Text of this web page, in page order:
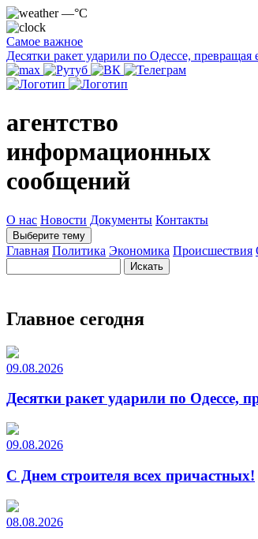
—°C
Самое важное
Десятки ракет ударили по Одессе,
агентство
информационных
сообщений
О нас Новости Документы Контакты
Выберите тему
Главная Политика Экономика Происшествия
Главное сегодня
09.08.2026
Десятки ракет ударили по Одессе,
09.08.2026
С Днем строителя всех причастных!
08.08.2026